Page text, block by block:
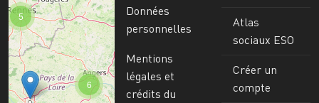
6
5
Données
personnelles
Mentions
légales et
crédits du
Atlas
sociaux ESO
Créer un
compte